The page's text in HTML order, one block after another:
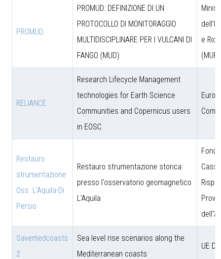
PROMUD
PROMUD: DEFINIZIONE DI UN
PROTOCOLLO DI MONITORAGGIO
MULTIDISCIPLINARE PER I VULCANI DI
FANGO (MUD)
e
(MUR)
RELIANCE
Research Lifecycle Management
technologies for Earth Science
Communities and Copernicus users
in EOSC
Restauro
strumentazione
Oss. L'Aquila-Di
Persio
Restauro strumentazione storica
presso l'osservatorio geomagnetico
L'Aquila
Savemedcoasts
2
Sea level rise scenarios along the
Mediterranean coasts
UE